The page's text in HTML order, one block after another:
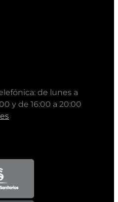
de lunes a
y de 16:00 a 20:00